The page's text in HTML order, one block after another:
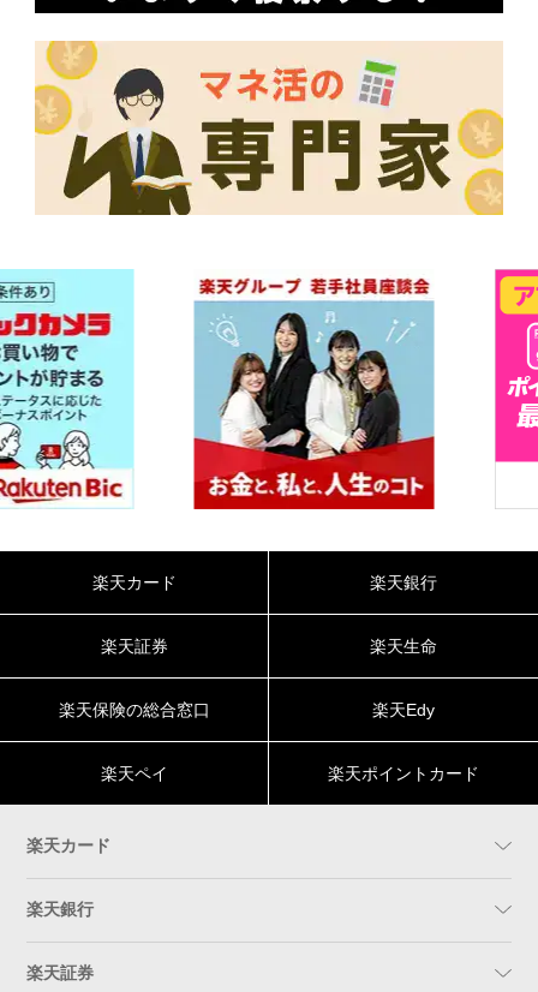
楽天カード 楽天銀行
楽天証券 楽天生命
楽天保険の総合窓口 楽天Edy
楽天ペイ 楽天ポイントカード
楽天カード
楽天銀行
楽天証券